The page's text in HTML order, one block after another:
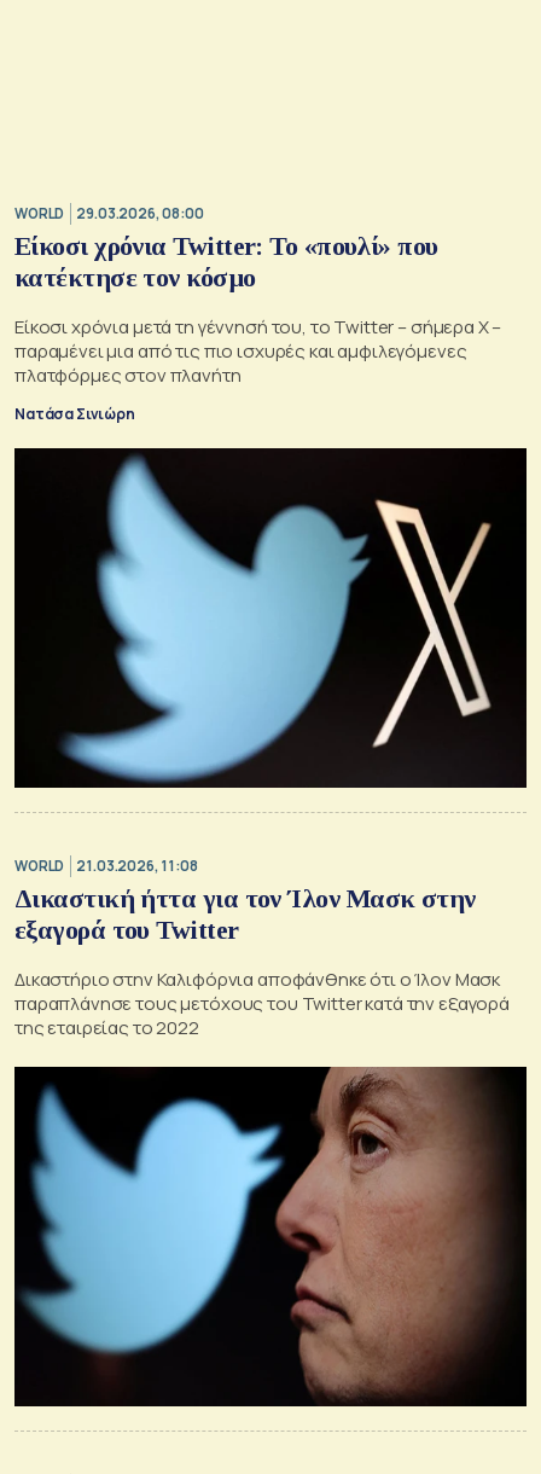
WORLD 29.03.2026, 08:00
Είκοσι χρόνια Twitter: Το «πουλί» που
κατέκτησε τον κόσμο
Είκοσι χρόνια μετά τη γέννησή του, το Twitter – σήμερα X –
παραμένει μια από τις πιο ισχυρές και αμφιλεγόμενες
πλατφόρμες στον πλανήτη
Νατάσα Σινιώρη
WORLD 21.03.2026, 11:08
Δικαστική ήττα για τον Ίλον Μασκ στην
εξαγορά του Twitter
Δικαστήριο στην Καλιφόρνια αποφάνθηκε ότι ο Ίλον Μασκ
παραπλάνησε τους μετόχους του Twitter κατά την εξαγορά
της εταιρείας το 2022